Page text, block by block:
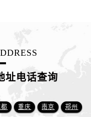
安徽省滁州市琅琊区南谯北路万宝龙售后服务中心（需提前预约）
址电话查询
重庆 南京 郑州